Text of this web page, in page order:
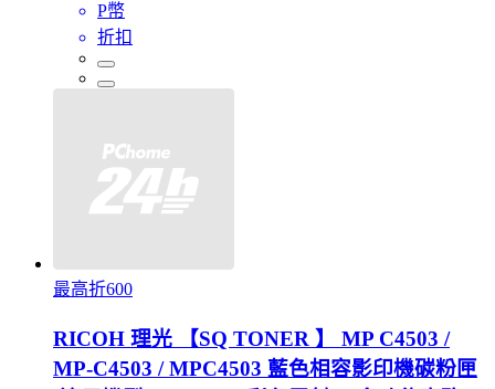
P幣
折扣
最高折600
RICOH 理光 【SQ TONER 】 MP C4503 /
MP-C4503 / MPC4503 藍色相容影印機碳粉匣